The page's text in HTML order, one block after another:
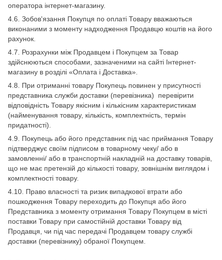
оператора інтернет-магазину.
4.6. Зобов'язання Покупця по оплаті Товару вважаються
виконаними з моменту надходження Продавцю коштів на його
рахунок.
4.7. Розрахунки між Продавцем і Покупцем за Товар
здійснюються способами, зазначеними на сайті Інтернет-
магазину в розділі «Оплата і Доставка».
4.8. При отриманні товару Покупець повинен у присутності
представника служби доставки (перевізника) перевірити
відповідність Товару якісним і кількісним характеристикам
(найменування товару, кількість, комплектність, термін
придатності).
4.9. Покупець або його представник під час приймання Товару
підтверджує своїм підписом в товарному чеку/ або в
замовленні/ або в транспортній накладній на доставку товарів,
що не має претензій до кількості товару, зовнішнім виглядом і
комплектності товару.
4.10. Право власності та ризик випадкової втрати або
пошкодження Товару переходить до Покупця або його
Представника з моменту отримання Товару Покупцем в місті
поставки Товару при самостійній доставки Товару від
Продавця, чи під час передачі Продавцем товару службі
доставки (перевізнику) обраної Покупцем.